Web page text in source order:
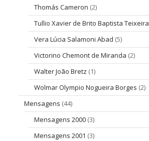
Thomás Cameron (2)
Tullio Xavier de Brito Baptista Teixeira
Vera Lúcia Salamoni Abad (5)
Victorino Chemont de Miranda (2)
Walter João Bretz (1)
Wolmar Olympio Nogueira Borges (2)
Mensagens (44)
Mensagens 2000 (3)
Mensagens 2001 (3)